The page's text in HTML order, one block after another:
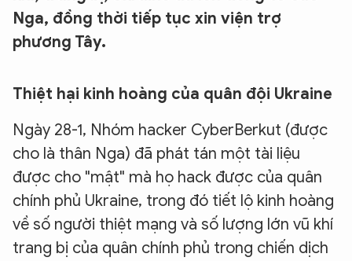
Nga, đồng thời tiếp tục xin viện trợ
phương Tây.
Thiệt hại kinh hoàng của quân đội Ukraine
Ngày 28-1, Nhóm hacker CyberBerkut (được
cho là thân Nga) đã phát tán một tài liệu
được cho "mật" mà họ hack được của quân
chính phủ Ukraine, trong đó tiết lộ kinh hoàng
về số người thiệt mạng và số lượng lớn vũ khí
trang bị của quân chính phủ trong chiến dịch